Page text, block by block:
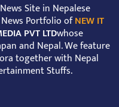
Site in Nepalese
Portfolio ofNEW IT
PVT LTDwhose
and Nepal. We feature
together with Nepal
Stuffs.